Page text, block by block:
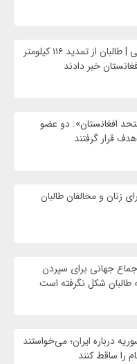
پیشروی تازه در تاپی | طالبان از تمدید ۱۱۶ کیلومتر
خبر دادند
افغانستان»: دو عضو
قرار گرفتند
زنان و مخالفان طالبان
جهانی برای سپردن
طالبان شکل نگرفته است
درباره ایران؛ می‌خواستند